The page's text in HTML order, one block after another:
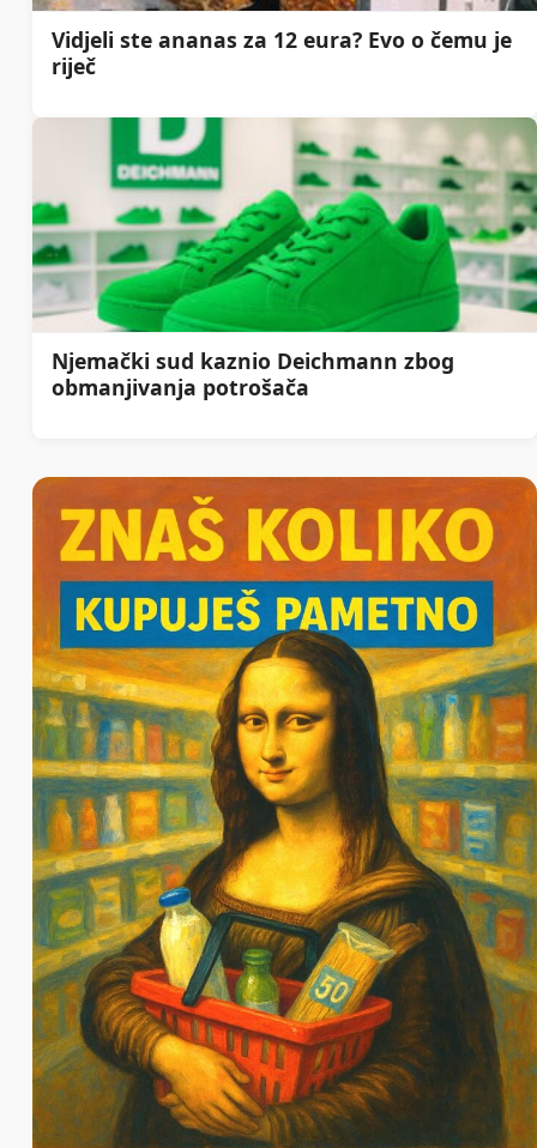
Vidjeli ste ananas za 12 eura? Evo o čemu je
riječ
Njemački sud kaznio Deichmann zbog
obmanjivanja potrošača